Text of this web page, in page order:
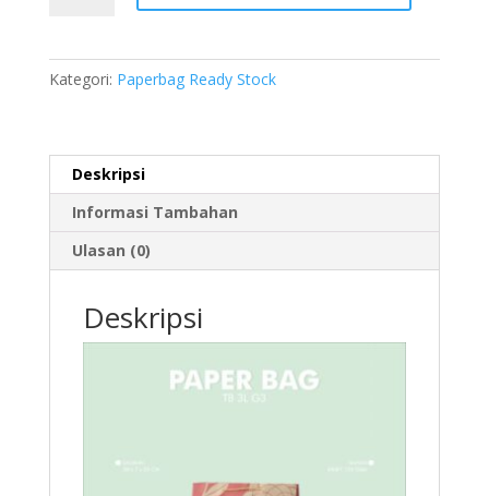
Kategori: Paperbag Ready Stock
Deskripsi
Informasi Tambahan
Ulasan (0)
Deskripsi